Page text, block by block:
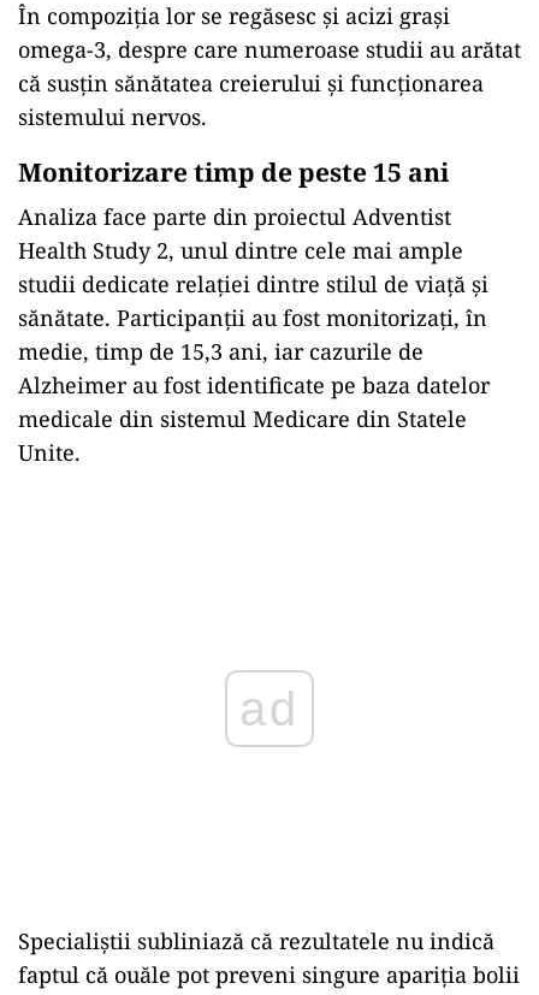
În compoziția lor se regăsesc și acizi grași
omega-3, despre care numeroase studii au arătat
că susțin sănătatea creierului și funcționarea
sistemului nervos.
Monitorizare timp de peste 15 ani
Analiza face parte din proiectul Adventist
Health Study 2, unul dintre cele mai ample
studii dedicate relației dintre stilul de viață și
sănătate. Participanții au fost monitorizați, în
medie, timp de 15,3 ani, iar cazurile de
Alzheimer au fost identificate pe baza datelor
medicale din sistemul Medicare din Statele
Unite.
ad
Specialiștii subliniază că rezultatele nu indică
faptul că ouăle pot preveni singure apariția bolii